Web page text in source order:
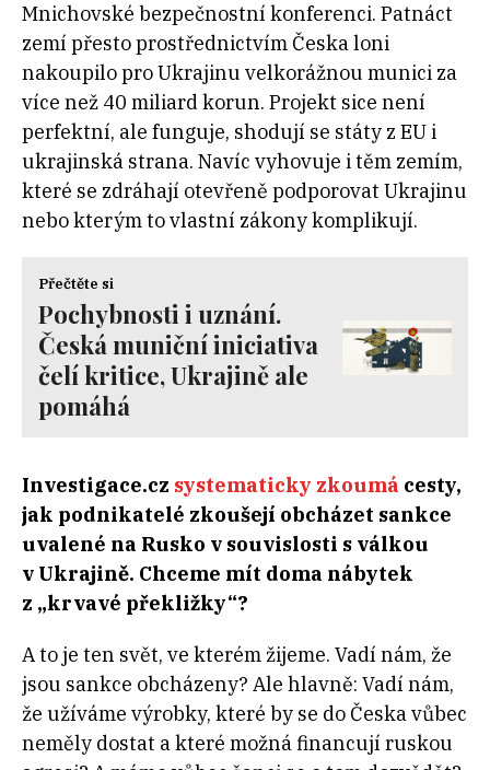
Mnichovské bezpečnostní konferenci. Patnáct
zemí přesto prostřednictvím Česka loni
nakoupilo pro Ukrajinu velkorážnou munici za
více než 40 miliard korun. Projekt sice není
perfektní, ale funguje, shodují se státy z EU i
ukrajinská strana. Navíc vyhovuje i těm zemím,
které se zdráhají otevřeně podporovat Ukrajinu
nebo kterým to vlastní zákony komplikují.
Přečtěte si
Pochybnosti i uznání.
Česká muniční iniciativa
čelí kritice, Ukrajině ale
pomáhá
Investigace.cz systematicky zkoumá cesty,
jak podnikatelé zkoušejí obcházet sankce
uvalené na Rusko v souvislosti s válkou
v Ukrajině. Chceme mít doma nábytek
z „krvavé překližky“?
A to je ten svět, ve kterém žijeme. Vadí nám, že
jsou sankce obcházeny? Ale hlavně: Vadí nám,
že užíváme výrobky, které by se do Česka vůbec
neměly dostat a které možná financují ruskou